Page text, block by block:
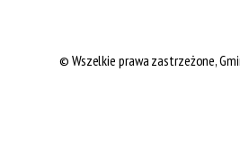
© Wszelkie prawa zastrzeżone,